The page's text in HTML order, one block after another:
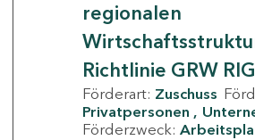
regionalen
Richtlinie GRW
Förderart: Zuschuss
Privatpersonen
Förderzweck: